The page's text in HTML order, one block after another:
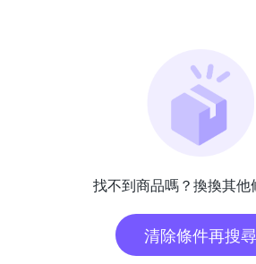
找不到商品嗎？換換其他
清除條件再搜尋